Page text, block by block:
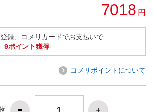
7018 円
録、コメリカードでお支払いで
9ポイント獲得
コメリポイントについて